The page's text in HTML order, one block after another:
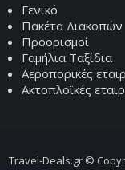
Γενικό
Πακέτα Διακοπών
Προορισμοί
Γαμήλια Ταξίδια
Αεροπορικές
Ακτοπλοϊκές
Travel-Deals.gr ©